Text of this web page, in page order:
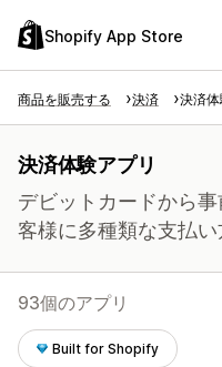
Shopify App Store
商品を販売する 決済 決済
決済体験アプリ
デビットカードから
客様に多種類な支払い
93個のアプリ
Built for Shopify